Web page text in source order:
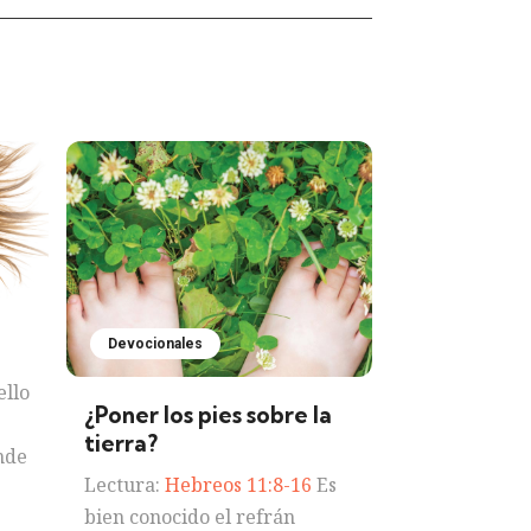
Devocionales
¿Poner los pies sobre la
tierra?
Lectura:Hebreos 11:8-16 Es
bien conocido el refrán